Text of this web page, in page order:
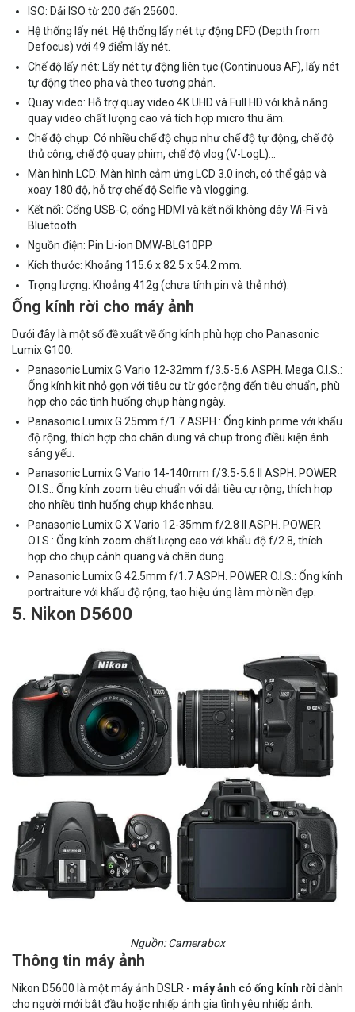
ISO: Dải ISO từ 200 đến 25600.
Hệ thống lấy nét: Hệ thống lấy nét tự động DFD (Depth from
Defocus) với 49 điểm lấy nét.
Chế độ lấy nét: Lấy nét tự động liên tục (Continuous AF), lấy nét
tự động theo pha và theo tương phản.
Quay video: Hỗ trợ quay video 4K UHD và Full HD với khả năng
quay video chất lượng cao và tích hợp micro thu âm.
Chế độ chụp: Có nhiều chế độ chụp như chế độ tự động, chế độ
thủ công, chế độ quay phim, chế độ vlog (V-LogL)...
Màn hình LCD: Màn hình cảm ứng LCD 3.0 inch, có thể gập và
xoay 180 độ, hỗ trợ chế độ Selfie và vlogging.
Kết nối: Cổng USB-C, cổng HDMI và kết nối không dây Wi-Fi và
Bluetooth.
Nguồn điện: Pin Li-ion DMW-BLG10PP.
Kích thước: Khoảng 115.6 x 82.5 x 54.2 mm.
Trọng lượng: Khoảng 412g (chưa tính pin và thẻ nhớ).
Ống kính rời cho máy ảnh
Dưới đây là một số đề xuất về ống kính phù hợp cho Panasonic
Lumix G100:
Panasonic Lumix G Vario 12-32mm f/3.5-5.6 ASPH. Mega O.I.S.:
Ống kính kit nhỏ gọn với tiêu cự từ góc rộng đến tiêu chuẩn, phù
hợp cho các tình huống chụp hàng ngày.
Panasonic Lumix G 25mm f/1.7 ASPH.: Ống kính prime với khẩu
độ rộng, thích hợp cho chân dung và chụp trong điều kiện ánh
sáng yếu.
Panasonic Lumix G Vario 14-140mm f/3.5-5.6 II ASPH. POWER
O.I.S.: Ống kính zoom tiêu chuẩn với dải tiêu cự rộng, thích hợp
cho nhiều tình huống chụp khác nhau.
Panasonic Lumix G X Vario 12-35mm f/2.8 II ASPH. POWER
O.I.S.: Ống kính zoom chất lượng cao với khẩu độ f/2.8, thích
hợp cho chụp cảnh quang và chân dung.
Panasonic Lumix G 42.5mm f/1.7 ASPH. POWER O.I.S.: Ống kính
portraiture với khẩu độ rộng, tạo hiệu ứng làm mờ nền đẹp.
5. Nikon D5600
Nguồn: Camerabox
Thông tin máy ảnh
Nikon D5600 là một máy ảnh DSLR - máy ảnh có ống kính rời dành
cho người mới bắt đầu hoặc nhiếp ảnh gia tình yêu nhiếp ảnh.